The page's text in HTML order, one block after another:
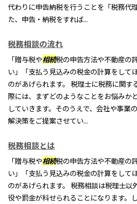
代わりに申告納税を行うことを「税務代
た、申告・納税をすれば...
税務相談の流れ
「贈与税や相続税の申告方法や不動産の
い」「支払う見込みの税金の計算をして
のがあげられます。 税理士に税務に関す
際には、まずどのようなことをお悩みか
していきます。そのうえで、会社や事業
解決策をご提案させてい...
税務相談とは
「贈与税や相続税の申告方法や不動産の
い」「支払う見込みの税金の計算をして
のがあげられます。 税務相談は税理士以
役や罰金が科せられることになります。